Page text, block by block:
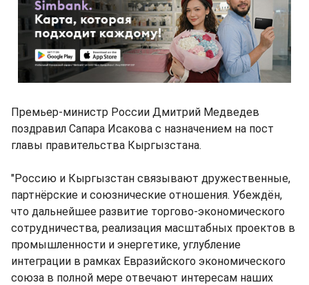
Премьер-министр России Дмитрий Медведев
поздравил Сапара Исакова с назначением на пост
главы правительства Кыргызстана.
"Россию и Кыргызстан связывают дружественные,
партнёрские и союзнические отношения. Убеждён,
что дальнейшее развитие торгово-экономического
сотрудничества, реализация масштабных проектов в
промышленности и энергетике, углубление
интеграции в рамках Евразийского экономического
союза в полной мере отвечают интересам наших